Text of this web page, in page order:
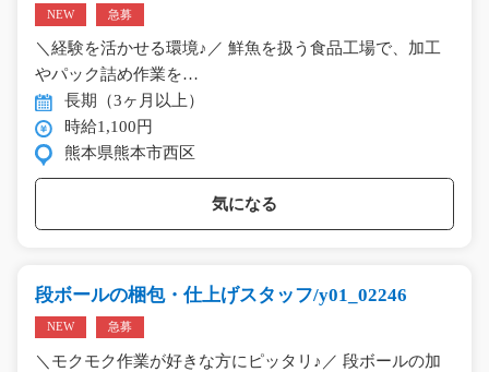
NEW 急募
＼経験を活かせる環境♪／ 鮮魚を扱う食品工場で、加工
やパック詰め作業を…
長期（3ヶ月以上）
時給1,100円
熊本県熊本市西区
気になる
段ボールの梱包・仕上げスタッフ/y01_02246
NEW 急募
＼モクモク作業が好きな方にピッタリ♪／ 段ボールの加